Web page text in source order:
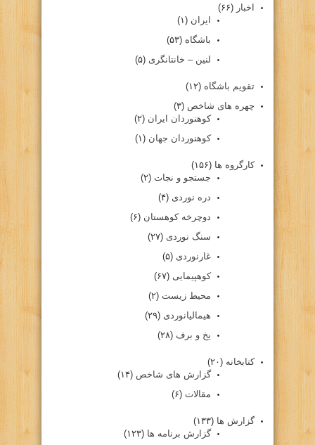
اخبار (۶۶)
ایران (۱)
باشگاه (۵۳)
لنین – خانتانگری (۵)
تقویم باشگاه (۱۲)
چهره های شاخص (۳)
کوهنوردان ایران (۲)
کوهنوردان جهان (۱)
کارگروه ها (۱۵۶)
جستجو و نجات (۲)
دره نوردی (۴)
دوچرخه کوهستان (۶)
سنگ نوردی (۲۷)
غارنوردی (۵)
کوهپیمایی (۶۷)
محیط زیست (۲)
هیمالیانوردی (۲۹)
یخ و برف (۲۸)
کتابخانه (۲۰)
گزارش های شاخص (۱۴)
مقالات (۶)
گزارش ها (۱۳۳)
گزارش برنامه ها (۱۲۳)